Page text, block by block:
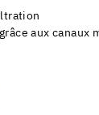
aux canaux